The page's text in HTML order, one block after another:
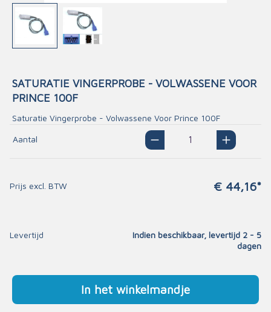
SATURATIE VINGERPROBE - VOLWASSENE VOOR
PRINCE 100F
Saturatie Vingerprobe - Volwassene Voor Prince 100F
Aantal
Prijs excl. BTW € 44,16*
Levertijd
Indien beschikbaar, levertijd 2 - 5
dagen
In het winkelmandje